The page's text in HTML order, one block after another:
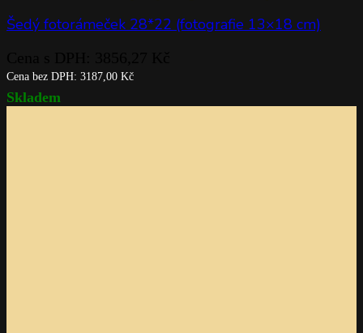
Šedý fotorámeček 28*22 (fotografie 13×18 cm)
Cena bez DPH: 3187,00 Kč
Skladem